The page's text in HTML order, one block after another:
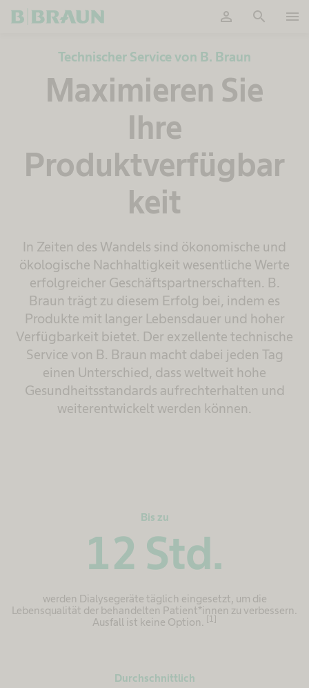
person search menu
Technischer Service von B. Braun
Maximieren Sie
Ihre
Produktverfügbar
keit
In Zeiten des Wandels sind ökonomische und
ökologische Nachhaltigkeit wesentliche Werte
erfolgreicher Geschäftspartnerschaften. B.
Braun trägt zu diesem Erfolg bei, indem es
Produkte mit langer Lebensdauer und hoher
Verfügbarkeit bietet. Der exzellente technische
Service von B. Braun macht dabei jeden Tag
einen Unterschied, dass weltweit hohe
Gesundheitsstandards aufrechterhalten und
weiterentwickelt werden können.
Bis zu
12 Std.
werden Dialysegeräte täglich eingesetzt, um die
Lebensqualität der behandelten Patient*innen zu verbessern.
Ausfall ist keine Option.
[1]
Durchschnittlich